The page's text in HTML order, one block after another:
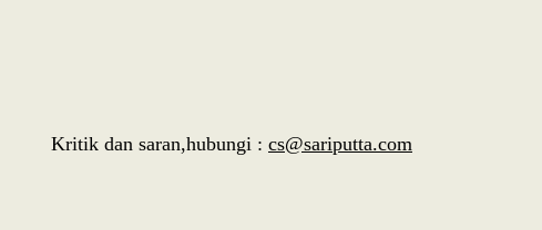
Kritik dan saran,hubungi : cs@sariputta.com